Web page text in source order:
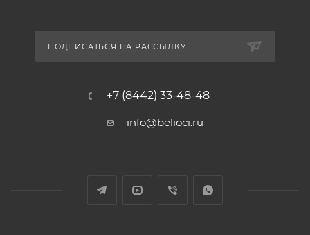
ПОДПИСАТЬСЯ НА РАССЫЛКУ
+7 (8442) 33-48-48
info@belioci.ru